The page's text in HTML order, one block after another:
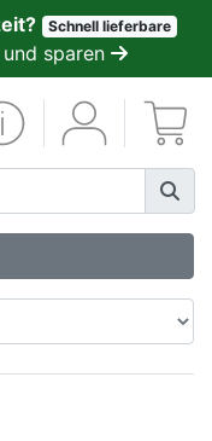
Schnell lieferbare
sparen